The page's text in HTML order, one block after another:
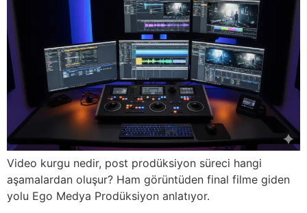
Video kurgu nedir, post prodüksiyon süreci hangi
aşamalardan oluşur? Ham görüntüden final filme giden
yolu Ego Medya Prodüksiyon anlatıyor.